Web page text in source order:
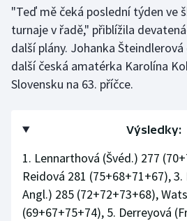
Parasport
Plavání
Plážový volejbal
Rychlostní kanoistika
Short track
"Teď mě čeká poslední týden ve
turnaje v řadě," přiblížila
další plány. Johanka
další česká amatérka Karolína
Slovensku na 63. příčce.
Výsledky:
1. Lennarthová (Švéd.) 277
Reidová 281 (75+68+71+67),
Angl.) 285 (72+72+73+68),
(69+67+75+74), 5. Derreyová